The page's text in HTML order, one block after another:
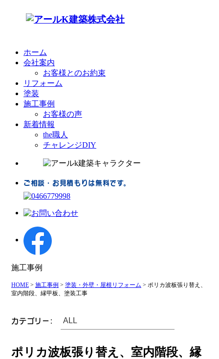
ホーム
会社案内
お客様とのお約束
リフォーム
塗装
施工事例
お客様の声
新着情報
the職人
チャレンジDIY
ご相談・お見積もりは無料です。
施工事例
HOME > 施工事例 > 塗装・外壁・屋根リフォーム > ポリカ波板張り替え、
室内階段、縁甲板、塗装工事
カテゴリー:
ポリカ波板張り替え、室内階段、縁